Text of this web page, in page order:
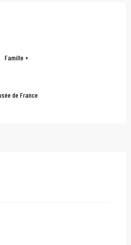
Famille +
de France